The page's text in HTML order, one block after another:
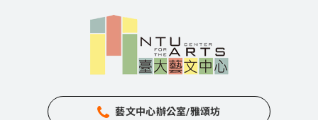
藝文中心辦公室/雅頌坊